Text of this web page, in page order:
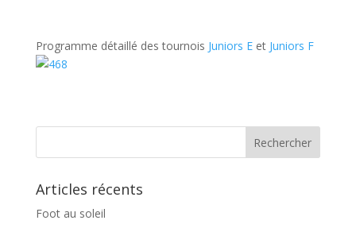
Programme détaillé des tournois Juniors Eet Juniors F
Articles récents
Foot au soleil